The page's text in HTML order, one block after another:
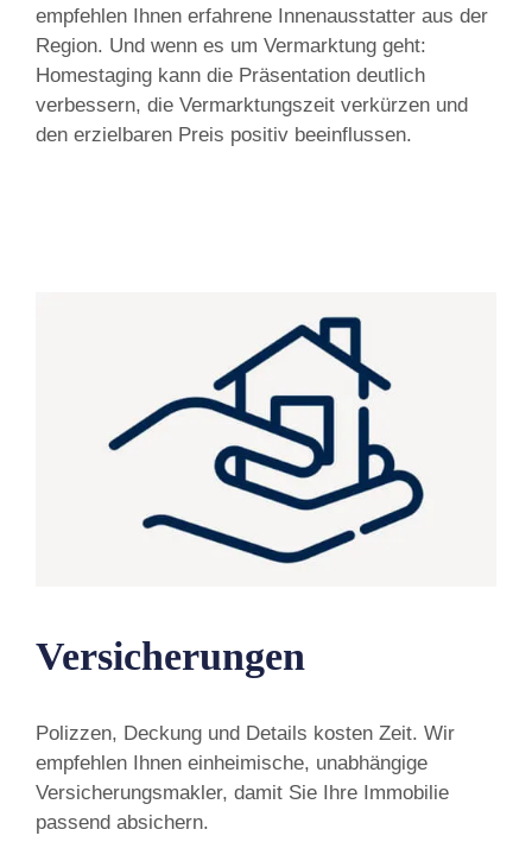
empfehlen Ihnen erfahrene Innenausstatter aus der
Region. Und wenn es um Vermarktung geht:
Homestaging kann die Präsentation deutlich
verbessern, die Vermarktungszeit verkürzen und
den erzielbaren Preis positiv beeinflussen.
Versicherungen
Polizzen, Deckung und Details kosten Zeit. Wir
empfehlen Ihnen einheimische, unabhängige
Versicherungsmakler, damit Sie Ihre Immobilie
passend absichern.